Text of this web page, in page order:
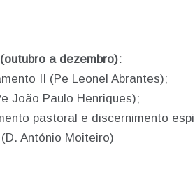
a dezembro):
II (Pe Leonel Abrantes);
João Paulo Henriques);
pastoral e discernimento
António Moiteiro)